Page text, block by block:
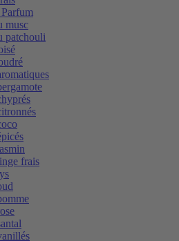
musc
patchouli
frais